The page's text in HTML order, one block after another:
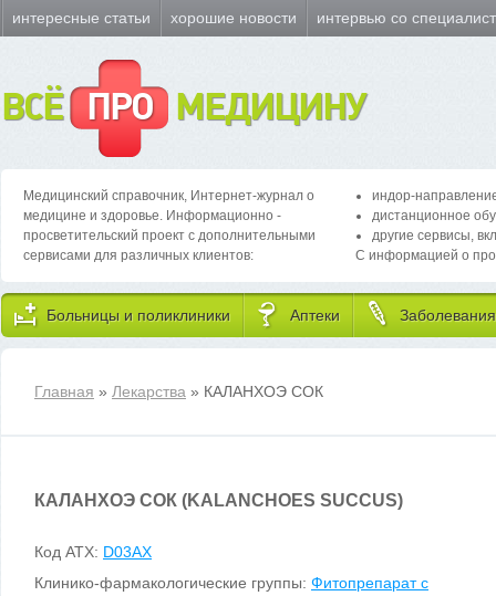
интересные статьи хорошие новости интервью со
ВСЁ ПРО МЕДИЦИНУ
Медицинский справочник, Интернет-журнал о
медицине и здоровье. Информационно -
просветительский проект с дополнительными
сервисами для различных клиентов:
индор-
дистанционное
другие сервисы,
С информацией о
Больницы и поликлиники Аптеки Заболевания
Главная » Лекарства » КАЛАНХОЭ СОК
КАЛАНХОЭ СОК (KALANCHOES SUCCUS)
Код ATX: D03AX
Клинико-фармакологические группы: Фитопрепарат с